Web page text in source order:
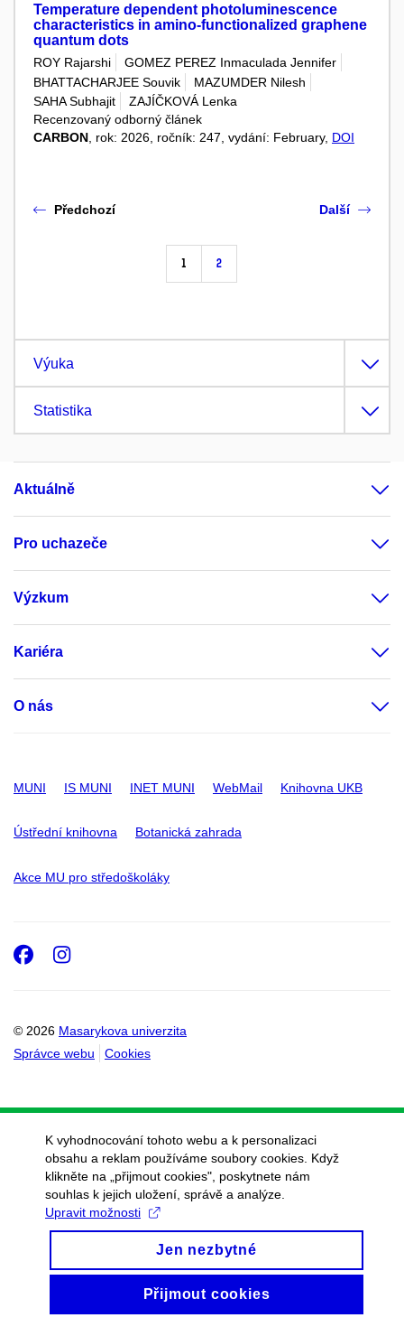
Temperature dependent photoluminescence
characteristics in amino-functionalized graphene
quantum dots
ROY Rajarshi
GOMEZ PEREZ Inmaculada Jennifer
BHATTACHARJEE Souvik
MAZUMDER Nilesh
SAHA Subhajit
ZAJÍČKOVÁ Lenka
Recenzovaný odborný článek
CARBON , rok: 2026, ročník: 247, vydání: February, DOI
Předchozí
1 2
Další
Výuka
Statistika
Aktuálně
Pro uchazeče
Výzkum
Kariéra
O nás
MUNI IS MUNI INET MUNI WebMail Knihovna UKB
Ústřední knihovna Botanická zahrada
Akce MU pro středoškoláky
© 2026 Masarykova univerzita
Správce webu
Cookies
Facebook
Instagram
K vyhodnocování tohoto webu a k personalizaci
obsahu a reklam používáme soubory cookies. Když
klikněte na „přijmout cookies", poskytnete nám
souhlas k jejich uložení, správě a analýze.
Upravit možnosti
Jen nezbytné
Přijmout cookies